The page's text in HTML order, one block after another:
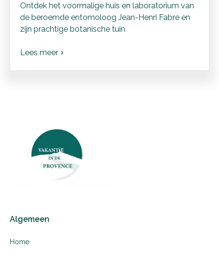
Ontdek het voormalige huis en laboratorium van
de beroemde entomoloog Jean-Henri Fabre en
zijn prachtige botanische tuin
Lees meer chevron_right
Algemeen
Home